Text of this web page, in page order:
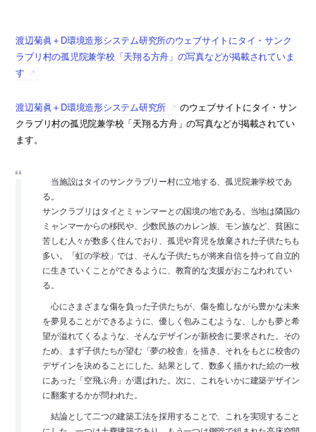
渡辺菊眞＋D環境造形システム研究所のウェブサイトにタイ・サンク
ラブリ村の孤児院兼学校「天翔る方舟」の写真などが掲載されていま
す
渡辺菊眞＋D環境造形システム研究所
のウェブサイトにタイ・サン
クラブリ村の孤児院兼学校「天翔る方舟」の写真などが掲載されてい
ます。
当施設はタイのサンクラブリー村に立地する、孤児院兼学校であ
る。
サンクラブリはタイとミャンマーとの国境の地である。当地は隣国の
ミャンマーからの移民や、少数民族のカレン族、モン族など、貧困に
苦しむ人々が数多く住んでおり、孤児や育児を放棄された子供たちも
多い。「虹の学校」では、そんな子供たちが将来自信を持って自立的
に生きていくことができるように、教育的な支援がおこなわれてい
る。
心にさまざまな傷を負った子供たちが、傷を癒しながら豊かな未来
を夢見ることができるように、優しく包みこむような、しかも夢と希
望が溢れてくるような、そんなデザインが新校舎に要求された。その
ため、まず子供たちが望む「夢の校舎」を描き、それをもとに校舎の
デザインを決めることにした。結果として、数多く描かれた絵の一枚
にあった「空飛ぶ舟」が選ばれた。次に、これをいかに建築デザイン
に翻案するかが問われた。
結論として二つの建築工法を採用することで、これを実現すること